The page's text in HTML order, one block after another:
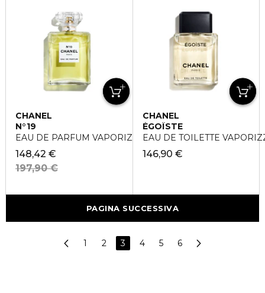
CHANEL
N°19
EAU DE PARFUM VAPORIZZATORE
148,42 €
197,90 €
CHANEL
ÉGOÏSTE
EAU DE TOILETTE
146,90 €
PAGINA SUCCESSIVA
1 2 3 4 5 6